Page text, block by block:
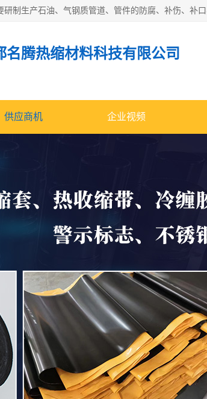
名腾热缩材料科技有限公司
供应商机 企业视频